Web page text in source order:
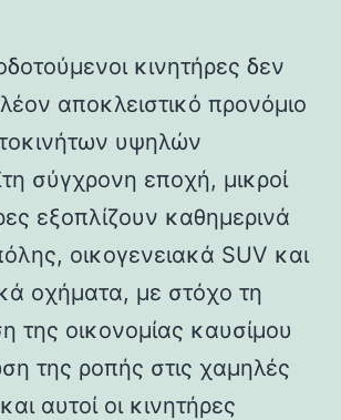
κινητήρες δεν
αποκλειστικό προνόμιο
υψηλών
σύγχρονη εποχή, μικροί
εξοπλίζουν καθημερινά
οικογενειακά SUV και
οχήματα, με στόχο τη
της οικονομίας καυσίμου
της ροπής στις χαμηλές
αυτοί οι κινητήρες